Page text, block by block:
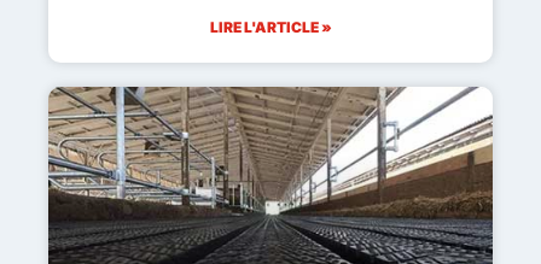
LIRE L'ARTICLE »